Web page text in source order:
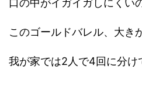
口の中がイガイガしにくい
このゴールドバレル、大き
我が家では2人で4回に分け